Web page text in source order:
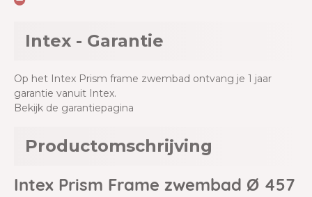
Intex - Garantie
Op het Intex Prism frame zwembad ontvang je 1 jaar
garantie vanuit Intex.
Bekijk de garantiepagina
Productomschrijving
Intex Prism Frame zwembad Ø 457